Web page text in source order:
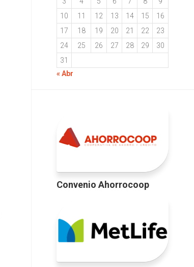
10
11 12 13 14 15
16
17
18 19 20 21 22
23
24
25 26 27 28 29
30
31
« Abr
Convenio Ahorrocoop